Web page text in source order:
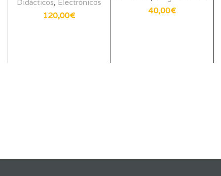
Didácticos, Electrónicos
120,00€ 40,00€